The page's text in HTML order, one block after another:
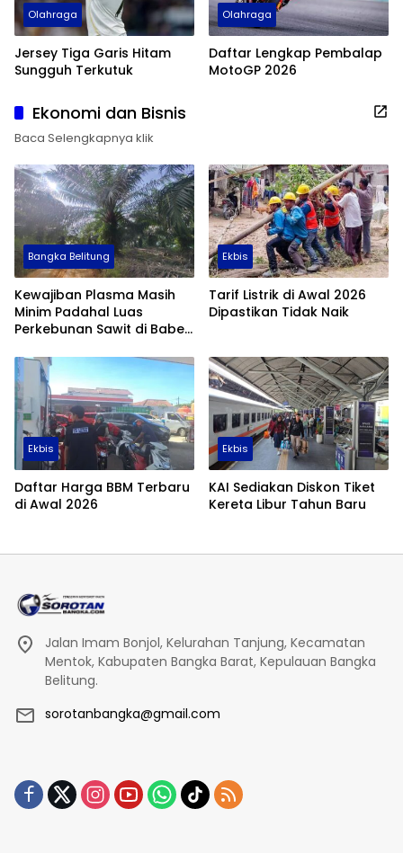
Olahraga
Jersey Tiga Garis Hitam
Sungguh Terkutuk
Olahraga
Daftar Lengkap Pembalap
MotoGP 2026
Ekonomi dan Bisnis
Baca Selengkapnya klik
Bangka Belitung
Kewajiban Plasma Masih
Minim Padahal Luas
Perkebunan Sawit di Babel
Ekbis
Tarif Listrik di Awal 2026
Dipastikan Tidak Naik
Ekbis
Daftar Harga BBM Terbaru
di Awal 2026
Ekbis
KAI Sediakan Diskon Tiket
Kereta Libur Tahun Baru
Jalan Imam Bonjol, Kelurahan Tanjung, Kecamatan
Mentok, Kabupaten Bangka Barat, Kepulauan Bangka
Belitung.
sorotanbangka@gmail.com